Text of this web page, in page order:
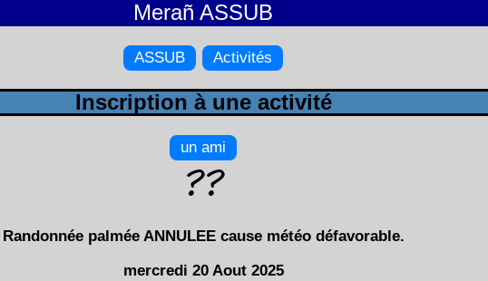
Merañ ASSUB
ASSUB Activités
Inscription à une activité
un ami
Randonnée palmée ANNULEE cause météo défavorable.
mercredi 20 Aout 2025